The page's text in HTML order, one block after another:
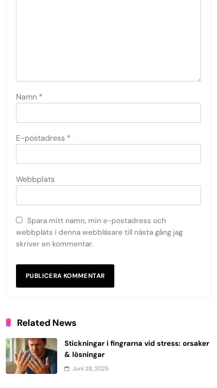
Namn *
E-postadress *
Webbplats
Spara mitt namn, min e-postadress och
webbplats i denna webbläsare till nästa gång jag
skriver en kommentar.
Related News
Stickningar i fingrarna vid stress: orsaker
& lösningar
Juni 28, 2025